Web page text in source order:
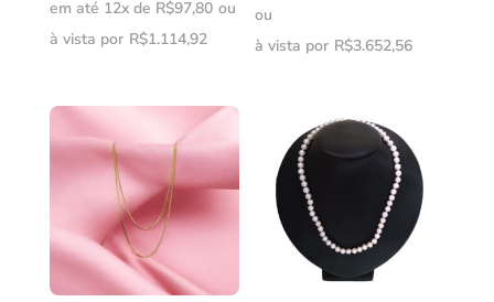
em até 12x de R$97,80 ou
à vista por R$1.114,92
ou
à vista por R$3.652,56